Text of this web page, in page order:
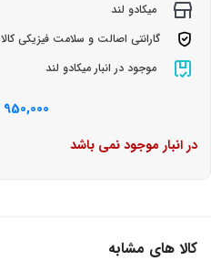
میکادو لند
گارانتی اصالت و سلامت فیزیکی کالا
موجود در انبار میکادو لند
950,000
در انبار موجود نمی باشد
کالا های مشابه